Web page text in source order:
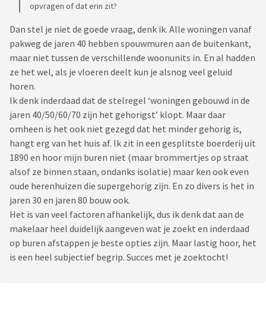
opvragen of dat erin zit?
Dan stel je niet de goede vraag, denk ik. Alle woningen vanaf
pakweg de jaren 40 hebben spouwmuren aan de buitenkant,
maar niet tussen de verschillende woonunits in. En al hadden
ze het wel, als je vloeren deelt kun je alsnog veel geluid
horen.
Ik denk inderdaad dat de stelregel ‘woningen gebouwd in de
jaren 40/50/60/70 zijn het gehorigst’ klopt. Maar daar
omheen is het ook niet gezegd dat het minder gehorig is,
hangt erg van het huis af. Ik zit in een gesplitste boerderij uit
1890 en hoor mijn buren niet (maar brommertjes op straat
alsof ze binnen staan, ondanks isolatie) maar ken ook even
oude herenhuizen die supergehorig zijn. En zo divers is het in
jaren 30 en jaren 80 bouw ook.
Het is van veel factoren afhankelijk, dus ik denk dat aan de
makelaar heel duidelijk aangeven wat je zoekt en inderdaad
op buren afstappen je beste opties zijn. Maar lastig hoor, het
is een heel subjectief begrip. Succes met je zoektocht!